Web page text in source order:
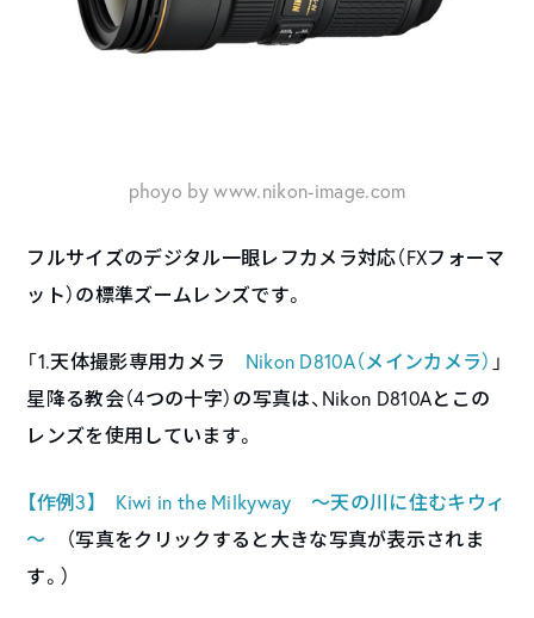
phoyo by www.nikon-image.com
フルサイズのデジタル一眼レフカメラ対応（FXフォーマ
ット）の標準ズームレンズです。
「1.天体撮影専用カメラ Nikon D810A（メインカメラ） 」
星降る教会（4つの十字）の写真は、Nikon D810Aとこの
レンズを使用しています。
【作例3】 Kiwi in the Milkyway ～天の川に住むキウィ
～ （写真をクリックすると大きな写真が表示されま
す。）